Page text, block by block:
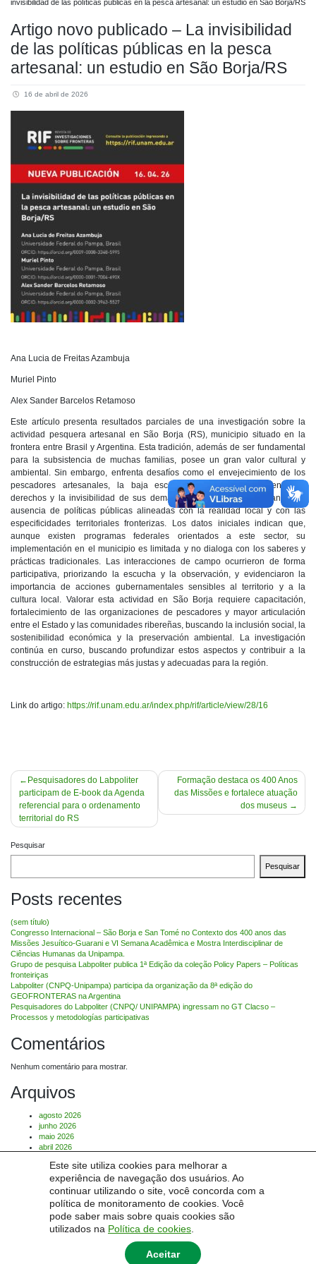
Este site utiliza cookies para melhorar a
experiência de navegação dos usuários. Ao
continuar utilizando o site, você concorda com a
política de monitoramento de cookies. Você
pode saber mais sobre quais cookies são
utilizados na Política de cookies
Aceitar
invisibilidad de las políticas públicas en la pesca artesanal: un estudio en São Borja/RS
Artigo novo publicado – La invisibilidad
de las políticas públicas en la pesca
artesanal: un estudio en São Borja/RS
16 de abril de 2026
Ana Lucia de Freitas Azambuja
Muriel Pinto
Alex Sander Barcelos Retamoso
Este artículo presenta resultados parciales de una investigación sobre la
actividad pesquera artesanal en São Borja (RS), municipio situado en la
frontera entre Brasil y Argentina. Esta tradición, además de ser fundamental
para la subsistencia de muchas familias, posee un gran valor cultural y
ambiental. Sin embargo, enfrenta desafíos como el envejecimiento de los
pescadores artesanales, la baja escolaridad, el desconocimiento de
derechos y la invisibilidad de sus demandas, factores que resultan en la
ausencia de políticas públicas alineadas con la realidad local y con las
especificidades territoriales fronterizas. Los datos iniciales indican que,
aunque existen programas federales orientados a este sector, su
implementación en el municipio es limitada y no dialoga con los saberes y
prácticas tradicionales. Las interacciones de campo ocurrieron de forma
participativa, priorizando la escucha y la observación, y evidenciaron la
importancia de acciones gubernamentales sensibles al territorio y a la
cultura local. Valorar esta actividad en São Borja requiere capacitación,
fortalecimiento de las organizaciones de pescadores y mayor articulación
entre el Estado y las comunidades ribereñas, buscando la inclusión social, la
sostenibilidad económica y la preservación ambiental. La investigación
continúa en curso, buscando profundizar estos aspectos y contribuir a la
construcción de estrategias más justas y adecuadas para la región.
Link do artigo: https://rif.unam.edu.ar/index.php/rif/article/view/28/16
Navegação
de
Post
Pesquisadores do Labpoliter
participam de E-book da Agenda
referencial para o ordenamento
territorial do RS
Formação destaca os 400 Anos
das Missões e fortalece atuação
dos museus
Pesquisar
Pesquisar
Posts recentes
(sem título)
Congresso Internacional – São Borja e San Tomé no Contexto dos 400 anos das
Missões Jesuítico-Guarani e VI Semana Acadêmica e Mostra Interdisciplinar de
Ciências Humanas da Unipampa.
Grupo de pesquisa Labpoliter publica 1ª Edição da coleção Policy Papers – Políticas
fronteiriças
Labpoliter (CNPQ-Unipampa) participa da organização da 8ª edição do
GEOFRONTERAS na Argentina
Pesquisadores do Labpoliter (CNPQ/ UNIPAMPA) ingressam no GT Clacso –
Processos y metodologías participativas
Comentários
Nenhum comentário para mostrar.
Arquivos
agosto 2026
junho 2026
maio 2026
abril 2026
julho 2025
Categorias
Sem categoria